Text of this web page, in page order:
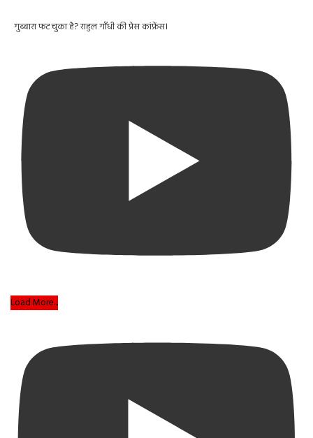
गुब्बारा फट चुका है? राहुल गाँधी की प्रेस कांफ्रेंस।
Load More...